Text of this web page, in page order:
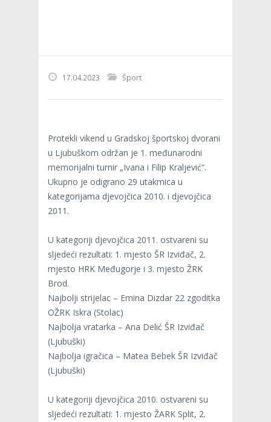
17.04.2023 Šport
Protekli vikend u Gradskoj športskoj dvorani
u Ljubuškom održan je 1. međunarodni
memorijalni turnir „Ivana i Filip Kraljević“.
Ukupno je odigrano 29 utakmica u
kategorijama djevojčica 2010. i djevojčica
2011.
U kategoriji djevojčica 2011. ostvareni su
sljedeći rezultati: 1. mjesto ŠR Izviđač, 2.
mjesto HRK Međugorje i 3. mjesto ŽRK
Brod.
Najbolji strijelac – Emina Dizdar 22 zgoditka
OŽRK Iskra (Stolac)
Najbolja vratarka – Ana Delić ŠR Izviđač
(Ljubuški)
Najbolja igračica – Matea Bebek ŠR Izviđač
(Ljubuški)
U kategoriji djevojčica 2010. ostvareni su
sljedeći rezultati: 1. mjesto ŽARK Split, 2.